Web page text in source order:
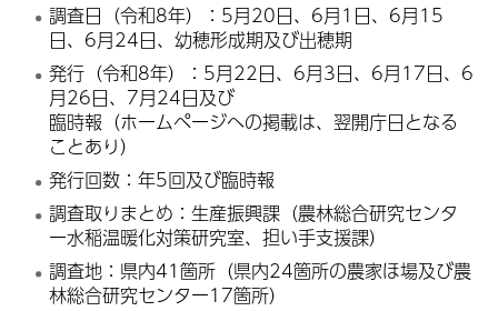
調査日（令和8年）：5月20日、6月1日、6月15
日、6月24日、幼穂形成期及び出穂期
発行（令和8年）：5月22日、6月3日、6月17日、6
月26日、7月24日及び
臨時報（ホームページへの掲載は、翌開庁日となる
ことあり）
発行回数：年5回及び臨時報
調査取りまとめ：生産振興課（農林総合研究センタ
ー水稲温暖化対策研究室、担い手支援課）
調査地：県内41箇所（県内24箇所の農家ほ場及び農
林総合研究センター17箇所）